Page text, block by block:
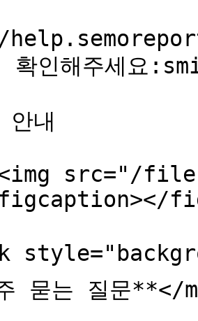
확인해주세요
내
src="/files/
묻는 질문**</